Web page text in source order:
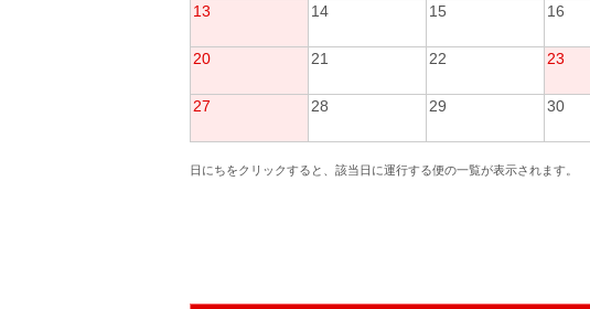
13 14 15 16
20 21 22 23
27 28 29 30
日にちをクリックすると、該当日に運行する便の一覧が表示されます。